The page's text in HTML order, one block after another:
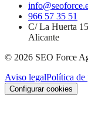
966 57 35 51
C/ La Huerta
Alicante
© 2026 SEO Force
Aviso legalPolítica de
Configurar cookies